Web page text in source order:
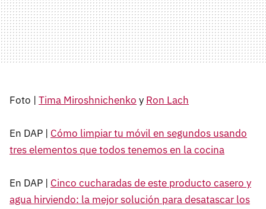
Foto | Tima Miroshnichenko y Ron Lach
En DAP | Cómo limpiar tu móvil en segundos usando
tres elementos que todos tenemos en la cocina
En DAP | Cinco cucharadas de este producto casero y
agua hirviendo: la mejor solución para desatascar los